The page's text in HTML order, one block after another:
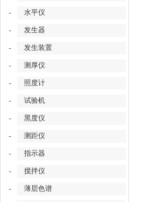
- 水平仪
- 发生器
- 发生装置
- 测厚仪
- 照度计
- 试验机
- 黑度仪
- 测距仪
- 指示器
- 搅拌仪
- 薄层色谱